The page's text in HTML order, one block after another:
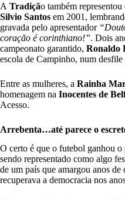
A Tradição também
Silvio Santos em 2001,
gravada pelo apresentador
coração é corinthiano!”. Dois
campeonato garantido, Ronaldo
escola de Campinho, num
Entre as mulheres, a Rainha
homenagem na Inocentes de
Acesso.
Arrebenta…até parece o
O certo é que o futebol ganhou o
sendo representado como algo
de um país que amargou anos
recuperava a democracia nos